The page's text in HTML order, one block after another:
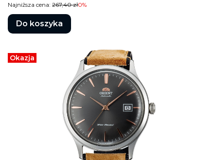
Najniższa cena: 267,40 zł0%
Do koszyka
Okazja